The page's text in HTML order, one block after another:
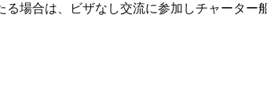
る場合は、ビザなし交流に参加しチャーター